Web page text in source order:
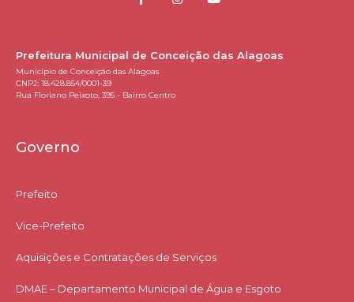
Prefeitura Municipal de Conceição das Alagoas
Município de Conceição das Alagoas
CNPJ: 18.428.854/0001-39
Rua Floriano Peixoto, 395 - Bairro Centro
Governo
Prefeito
Vice-Prefeito
Aquisições e Contratações de Serviços​
DMAE – Departamento Municipal de Água e Esgoto